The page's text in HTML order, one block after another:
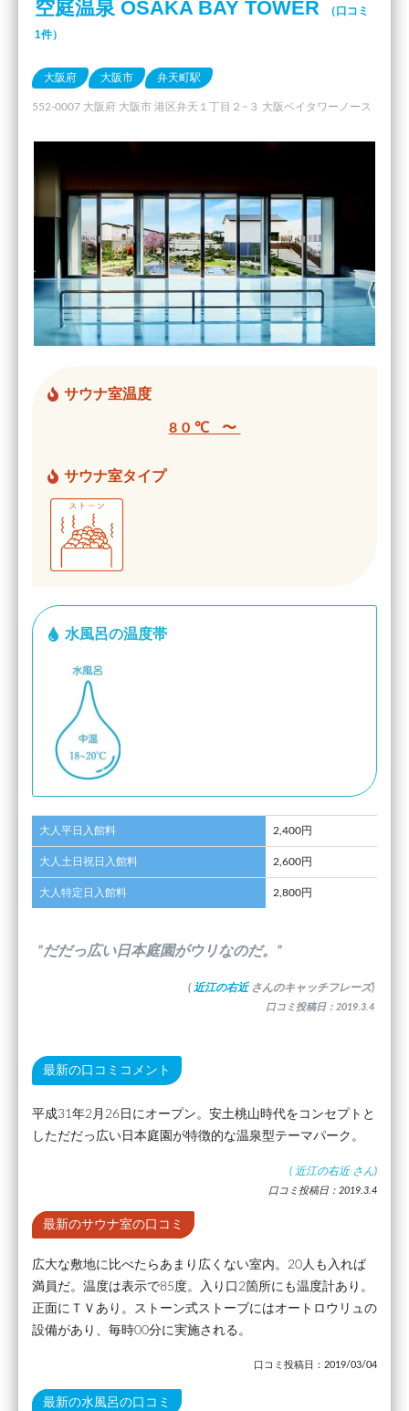
空庭温泉 OSAKA BAY TOWER
（口コミ
1件）
大阪府 大阪市 弁天町駅
552-0007 大阪府 大阪市 港区弁天１丁目２−３ 大阪ベイタワーノース
サウナ室温度
80℃ 〜
サウナ室タイプ
水風呂の温度帯
大人平日入館料 2,400円
大人土日祝日入館料 2,600円
大人特定日入館料 2,800円
”だだっ広い日本庭園がウリなのだ。”
( 近江の右近 さんのキャッチフレーズ)
口コミ投稿日：2019.3.4
最新の口コミコメント
平成31年2月26日にオープン。安土桃山時代をコンセプトと
しただだっ広い日本庭園が特徴的な温泉型テーマパーク。
( 近江の右近 さん)
口コミ投稿日：2019.3.4
最新のサウナ室の口コミ
広大な敷地に比べたらあまり広くない室内。20人も入れば
満員だ。温度は表示で85度。入り口2箇所にも温度計あり。
正面にＴＶあり。ストーン式ストーブにはオートロウリュの
設備があり、毎時00分に実施される。
口コミ投稿日：2019/03/04
最新の水風呂の口コミ